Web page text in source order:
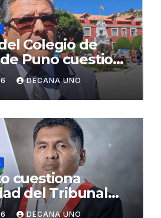
Colegio de
Puno cuestiona
sobre seguridad
DECANA UNO
cuestiona
del Tribunal
tras liberación
DECANA UNO